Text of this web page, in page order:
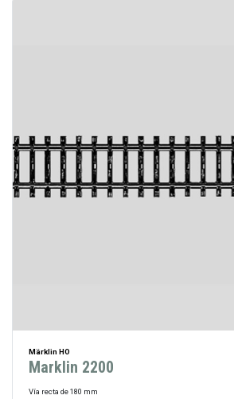
Märklin HO
Marklin 2200
Vía recta de 180 mm